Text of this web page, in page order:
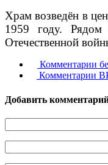
Храм возведён в
1959 году. Рядом
Отечественной
Комментарии
Комментарии
Добавить